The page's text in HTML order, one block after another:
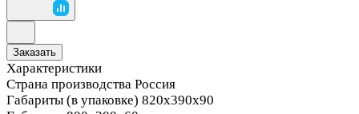
Заказать
Характеристики
Страна производства Россия
Габариты (в упаковке) 820х390х90